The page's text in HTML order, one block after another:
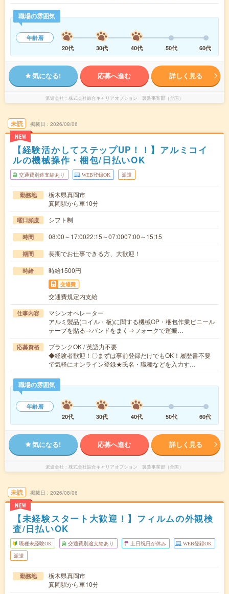
職場の雰囲気
年齢層
20代
30代 40代 50代 60代
気になる! 応募へ進む 詳しく見る
派遣会社 株式会社綜合キャリアオプション 製造事業部（全国）
未読
NEW
掲載日 2026/08/06
【経験活かしてステップUP！！】アルミコイ
ルの機械操作・梱包/日払いOK
交通費別途支給あり WEB登録OK 派遣
勤務地
栃木県真岡市
真岡駅から車10分
曜日頻度 シフト制
時間 08:00～17:0022:15～07:0007:00～15:15
期間 長期でお仕事できる方、大歓迎！
時給 時給1500円
交通費
交通費規定内支給
仕事内容
マシンオペレーター
アルミ製品(コイル・板)に関する機械OP・梱包作業ビニール
テープを貼る⇒バンドをまく⇒フォークで運搬…
応募資格
ブランクOK / 英語力不要
◆経験者歓迎！〇まずは事前登録だけでもOK！履歴書不要
で気軽にオンライン登録★氏名・職種などを入力す…
職場の雰囲気
年齢層
20代
30代 40代 50代 60代
気になる! 応募へ進む 詳しく見る
派遣会社 株式会社綜合キャリアオプション 製造事業部（全国）
未読
NEW
掲載日 2026/08/06
【未経験スタート大歓迎！】フィルムの外観検
査/日払いOK
職種未経験OK 交通費別途支給あり 土日祝日が休み WEB登録OK
派遣
勤務地
栃木県真岡市
真岡駅から車10分